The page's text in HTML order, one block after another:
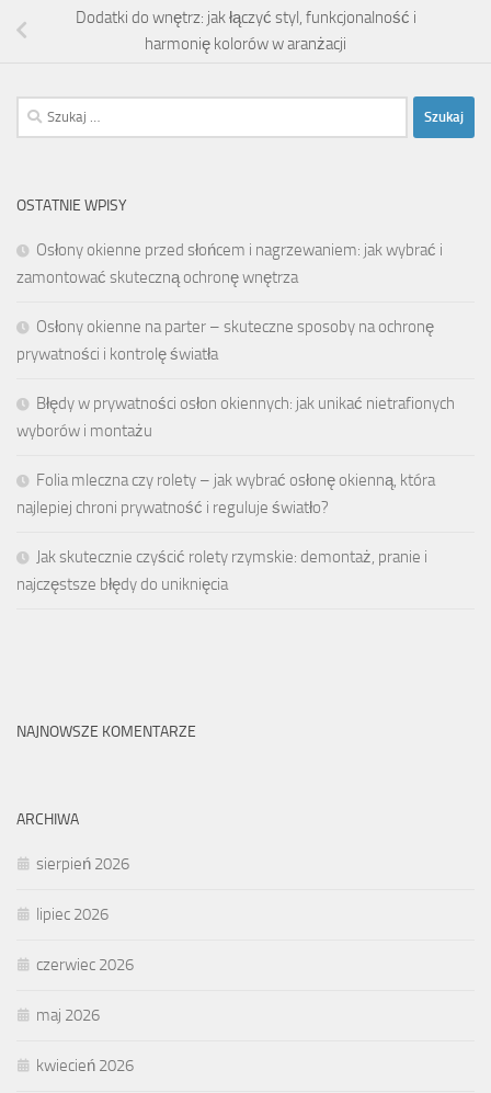
Dodatki do wnętrz: jak łączyć styl, funkcjonalność i
harmonię kolorów w aranżacji
Szukaj:
OSTATNIE WPISY
Osłony okienne przed słońcem i nagrzewaniem: jak wybrać i
zamontować skuteczną ochronę wnętrza
Osłony okienne na parter – skuteczne sposoby na ochronę
prywatności i kontrolę światła
Błędy w prywatności osłon okiennych: jak unikać nietrafionych
wyborów i montażu
Folia mleczna czy rolety – jak wybrać osłonę okienną, która
najlepiej chroni prywatność i reguluje światło?
Jak skutecznie czyścić rolety rzymskie: demontaż, pranie i
najczęstsze błędy do uniknięcia
NAJNOWSZE KOMENTARZE
ARCHIWA
sierpień 2026
lipiec 2026
czerwiec 2026
maj 2026
kwiecień 2026